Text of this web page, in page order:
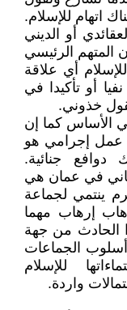
اتهام للإسلام.
أو الديني
المتهم الرئيسي
أي علاقة
أو تأكيدا في
خذوني.
الأساس كما إن
عمل إجرامي هو
جنائية.
في عمان هي
ينتمي لجماعة
إرهاب مهما
الحادث من جهة
الجماعات
للإسلام
واردة.